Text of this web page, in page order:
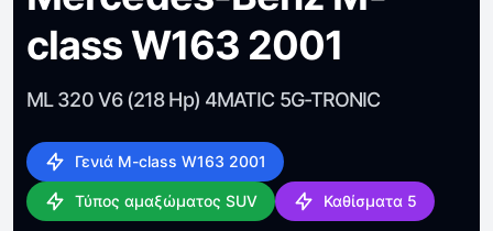
class W163 2001
ML 320 V6 (218 Hp) 4MATIC 5G-TRONIC
Γενιά M-class W163 2001
Τύπος αμαξώματος SUV Καθίσματα 5